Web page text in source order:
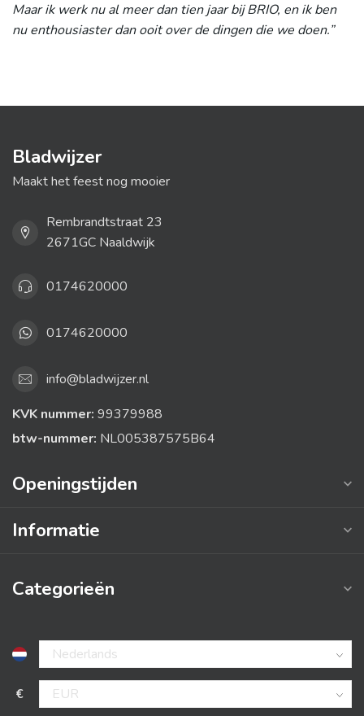
Maar ik werk nu al meer dan tien jaar bij BRIO, en ik ben
nu enthousiaster dan ooit over de dingen die we doen.”
Bladwijzer
Maakt het feest nog mooier
Rembrandtstraat 23
2671GC Naaldwijk
0174620000
0174620000
info@bladwijzer.nl
KVK nummer: 99379988
btw-nummer: NL005387575B64
Openingstijden
Informatie
Categorieën
€